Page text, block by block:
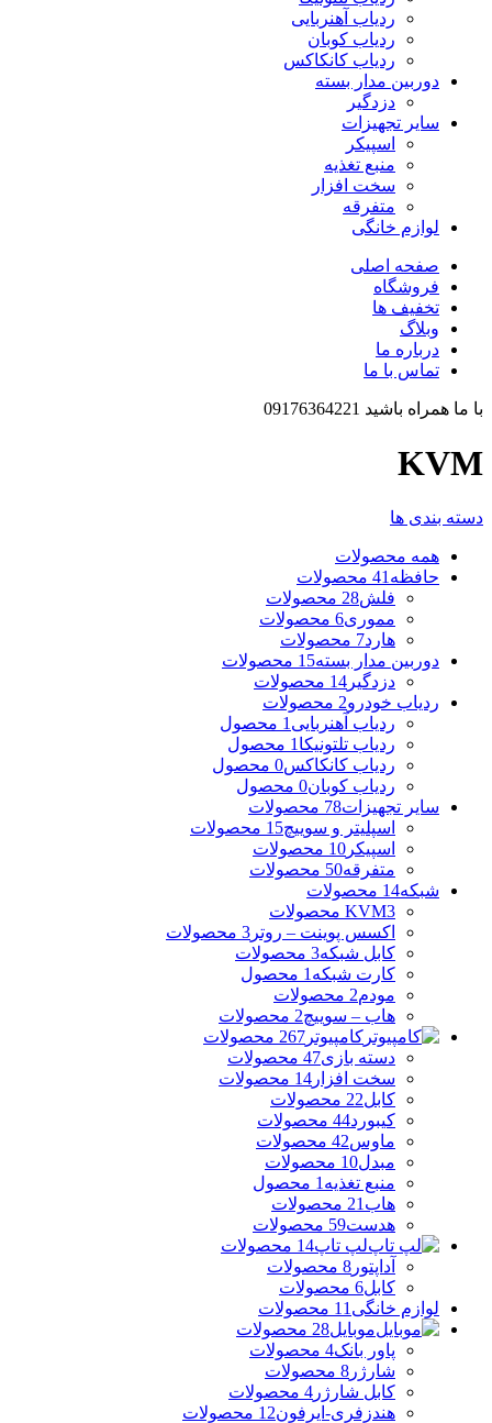
ردیاب آهنربایی
ردیاب کوبان
ردیاب کانکاکس
دوربین مدار بسته
دزدگیر
سایر تجهیزات
اسپیکر
منبع تغذیه
سخت افزار
متفرقه
لوازم خانگی
صفحه اصلی
فروشگاه
تخفیف ها
وبلاگ
درباره ما
تماس با ما
با ما همراه باشید 09176364221
KVM
دسته بندی ها
همه محصولات
حافظه 41 محصولات
فلش28 محصولات
مموری6 محصولات
هارد7 محصولات
دوربین مدار بسته15 محصولات
دزدگیر 14 محصولات
ردیاب خودرو2 محصولات
ردیاب آهنربایی 1 محصول
ردیاب تلتونیکا 1 محصول
ردیاب کانکاکس0 محصول
ردیاب کوبان0 محصول
سایر تجهیزات78 محصولات
اسپلیتر و سوییچ15 محصولات
اسپیکر 10 محصولات
متفرقه50 محصولات
شبکه14 محصولات
KVM3 محصولات
اکسس پوینت – روتر 3 محصولات
کابل شبکه3 محصولات
کارت شبکه 1 محصول
مودم2 محصولات
هاب – سوییچ2 محصولات
کامپیوتر 267 محصولات
دسته بازی47 محصولات
سخت افزار 14 محصولات
کابل22 محصولات
کیبورد44 محصولات
ماوس42 محصولات
مبدل10 محصولات
منبع تغذیه 1 محصول
هاب 21 محصولات
هدست59 محصولات
لپ تاپ14 محصولات
آداپتور 8 محصولات
کابل6 محصولات
لوازم خانگی 11 محصولات
موبایل28 محصولات
پاور بانک4 محصولات
شارژر 8 محصولات
کابل شارژر 4 محصولات
هندزفری-ایرفون12 محصولات